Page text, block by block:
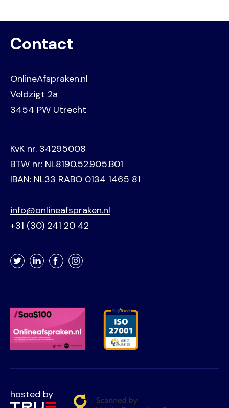
Contact
OnlineAfspraken.nl
Veldzigt 2a
3454 PW Utrecht
KvK nr. 34295008
BTW nr: NL8190.52.905.B01
IBAN: NL33 RABO 0134 1465 81
info@onlineafspraken.nl
+31 (30) 241 20 42
TwitterLinkedInFacebookInstagram
hosted by